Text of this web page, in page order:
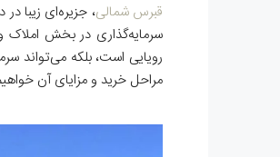
قبرس شمالی، جزیره‌ای زیبا
سرمایه‌گذاری در بخش
رویایی است، بلکه می‌تواند
مراحل خرید و مزایای آن